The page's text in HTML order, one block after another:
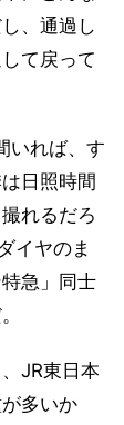
、通過し
て戻って
いれば、す
日照時間
れるだろ
イヤのま
急」同士
JR東日本
多いか